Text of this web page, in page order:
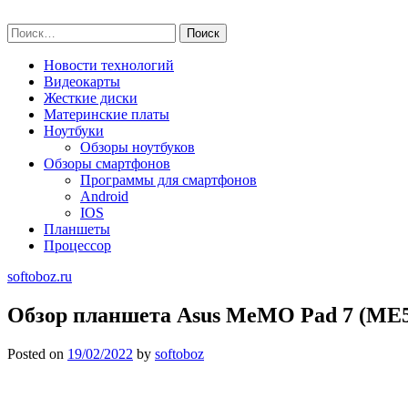
to
content
Найти:
Новости технологий
Видеокарты
Жесткие диски
Материнские платы
Ноутбуки
Обзоры ноутбуков
Обзоры смартфонов
Программы для смартфонов
Android
IOS
Планшеты
Процессор
softoboz.ru
Обзор планшета Asus MeMO Pad 7
Posted on 19/02/2022 by softoboz